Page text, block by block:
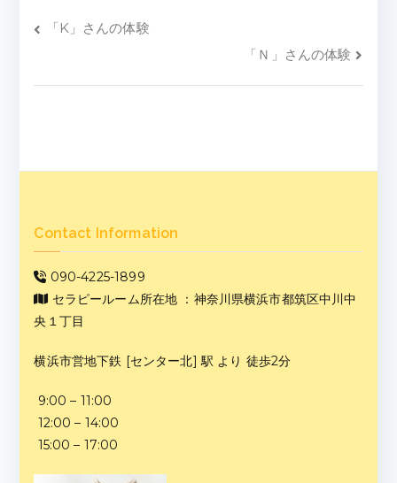
「K」さんの体験
「Ｎ」さんの体験
Contact Information
090-4225-1899
セラピールーム所在地 ：神奈川県横浜市都筑区中川中
央１丁目
横浜市営地下鉄 [センター北] 駅 より 徒歩2分
9:00 – 11:00
12:00 – 14:00
15:00 – 17:00